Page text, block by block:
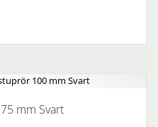
mm Svart